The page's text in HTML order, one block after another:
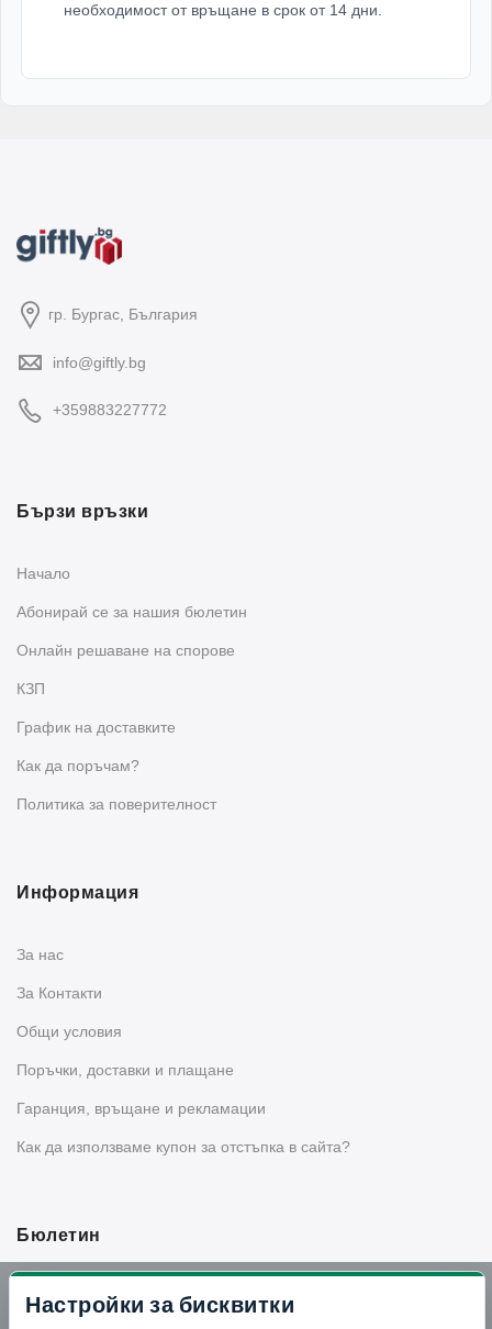
необходимост от връщане в срок от 14 дни.
гр. Бургас, България
info@giftly.bg
+359883227772
Бързи връзки
Начало
Абонирай се за нашия бюлетин
Oнлайн решаване на спорове
КЗП
График на доставките
Как да поръчам?
Политика за поверителност
Информация
За нас
За Контакти
Общи условия
Поръчки, доставки и плащане
Гаранция, връщане и рекламации
Как да използваме купон за отстъпка в сайта?
Бюлетин
Вземи -10% отстъпка в Telegram
Настройки за бисквитки